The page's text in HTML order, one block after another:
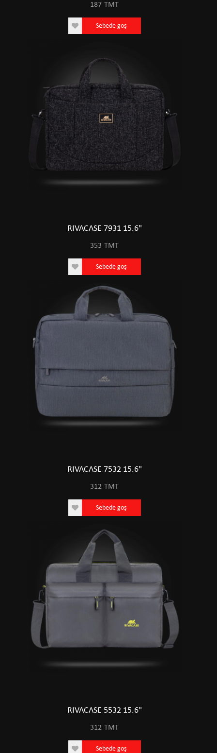
187 TMT
Sebede goş
RIVACASE 7931 15.6"
353 TMT
Sebede goş
RIVACASE 7532 15.6"
312 TMT
Sebede goş
RIVACASE 5532 15.6"
312 TMT
Sebede goş